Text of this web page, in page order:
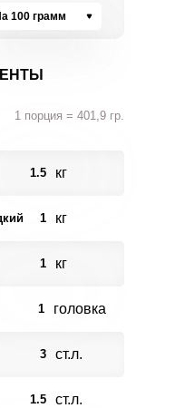
100 грамм
1 порция = 401,9 гр.
1.5 кг
1 кг
1 кг
1 головка
3 ст.л.
1.5 ст.л.